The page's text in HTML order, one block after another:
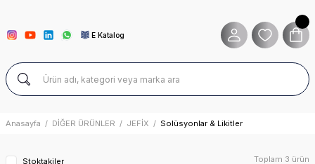
E Katalog
Anasayfa DİĞER ÜRÜNLER JEFİX Solüsyonlar & Likitler
Stoktakiler Toplam 3 ürün